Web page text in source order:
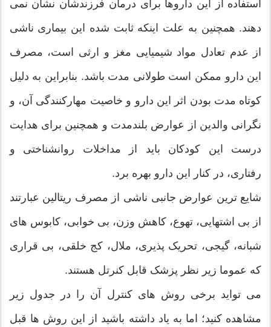
استفاده از این داروها برای درمان فرزندشان نشان نمی
دهند. همچنین به علت اینکه ثابت شده این بیماری ناشی
از عدم تعادل مواد شیمیایی مغز و ارثی است، مصرف
این دارو ممکن است طولانی مدت باشد. بنابراین به دلیل
کوتاه مدت بودن اثر این دارو و خاصیت مهارکنندگی آن، و
نگرانی والدین از عوارض بلندمدت و همچنین برای هدایت
درست این کودکان باید از مداخلات روانشناختی و
رفتاری، در کنار این دارو بهره برد.
شایع ترین عوارض جانبی ناشی از مصرف ریتالین عبارتند
از بی اشتهایی، تهوع، کاهش وزن، بی خوابی، کابوس های
شبانه، گیجی، تحریک پذیری، ملال، کج خلقی، بی قراری
که عموما زیر نظر پزشک قابل کنرتل هستند.
می تواید برخی روش های کنترل آن را در جدول زیر
مشاهده کنید؛ اما به یاد داشته باشید از این روش ها قبل